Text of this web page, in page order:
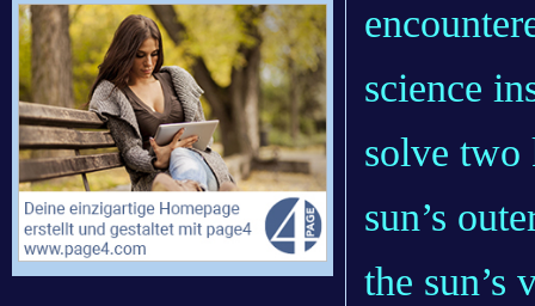
science
solve two
sun’s
the sun’s